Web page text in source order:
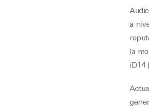
a
la
iD14